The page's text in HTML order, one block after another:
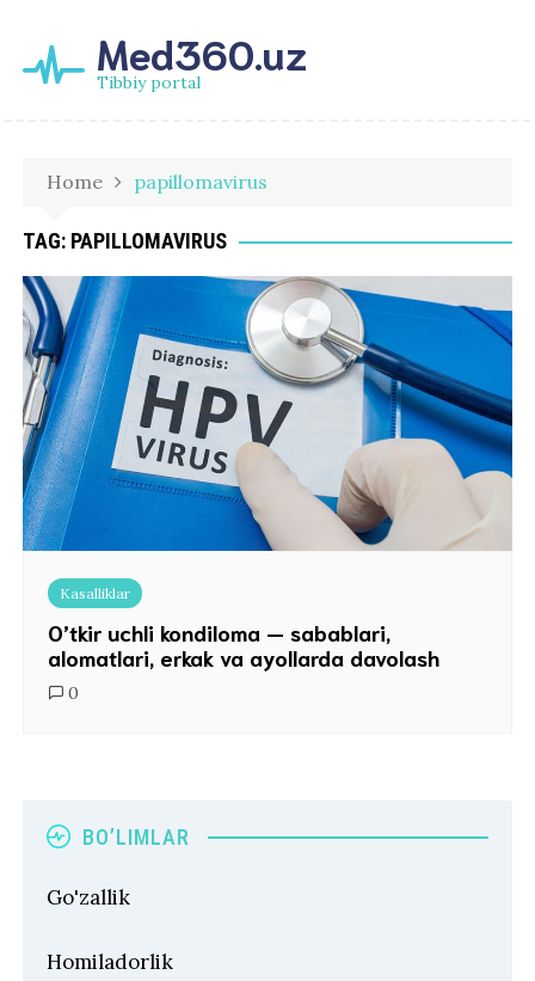
Med360.uz
Tibbiy portal
Home papillomavirus
TAG: PAPILLOMAVIRUS
Kasalliklar
O’tkir uchli kondiloma — sabablari,
alomatlari, erkak va ayollarda davolash
0
BO’LIMLAR
Go'zallik
Homiladorlik